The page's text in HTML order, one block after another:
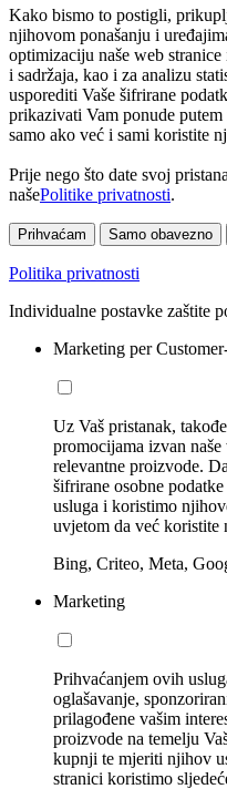
Kako bismo to postigli,
njihovom ponašanju i
optimizaciju naše web
i sadržaja, kao i za analizu
usporediti Vaše šifrirane
prikazivati Vam ponude
samo ako već i sami koristite
Prije nego što date svoj
našePolitike privatnosti.
Prihvaćam Samo obavezno
Politika privatnosti
Individualne postavke zaštite
Marketing per
Uz Vaš pristanak,
promocijama izvan
relevantne proizvode.
šifrirane osobne
usluga i koristimo
uvjetom da već koristite
Bing, Criteo, Meta,
Marketing
Prihvaćanjem ovih
oglašavanje,
prilagođene vašim
proizvode na temelju
kupnji te mjeriti njihov
stranici koristimo